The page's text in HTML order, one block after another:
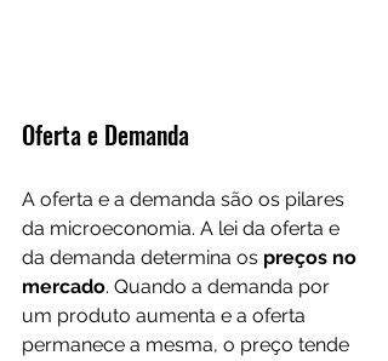
Oferta e Demanda
A oferta e a demanda são os pilares
da microeconomia. A lei da oferta e
da demanda determina os preços no
mercado. Quando a demanda por
um produto aumenta e a oferta
permanece a mesma, o preço tende